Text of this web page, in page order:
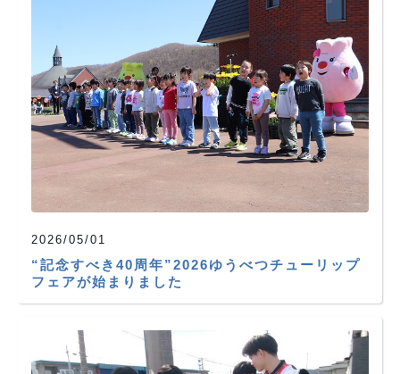
2026/05/01
“記念すべき40周年”2026ゆうべつチューリップ
フェアが始まりました